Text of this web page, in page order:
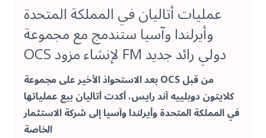
عمليات أتاليان في المملكة المتحدة
وأيرلندا وآسيا ستندمج مع مجموعة
OCS لإنشاء مزود FM دولي رائد جديد
بعد الاستحواذ الأخير على مجموعة OCS من قبل
كلايتون دوبلييه آند رايس، أكدت أتاليان بيع عملياتها
في المملكة المتحدة وأيرلندا وآسيا إلى شركة الاستثمار
الخاصة